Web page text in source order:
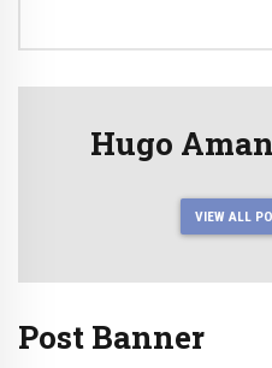
Hugo
VIEW ALL
Post Banner